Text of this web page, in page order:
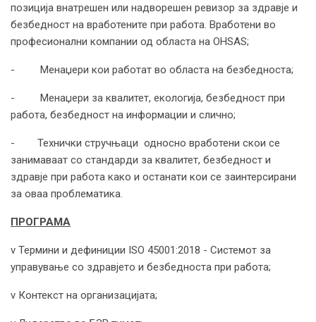
позиција внатрешен или надворешен ревизор за здравје и
безбедност на вработените при работа. Вработени во
професионални компании од областа на OHSAS;
- Менаџери кои работат во областа на безбедноста;
- Менаџери за квалитет, екологија, безбедност при
работа, безбедност на информации и слично;
- Технички стручњаци односно вработени скои се
занимаваат со стандарди за квалитет, безбедност и
здравје при работа како и останати кои се заинтерсирани
за оваа проблематика.
ПРОГРАМА
v Термини и дефиниции ISO 45001:2018 - Системот за
управување со здравјето и безбедноста при работа;
v Контекст на организацијата;